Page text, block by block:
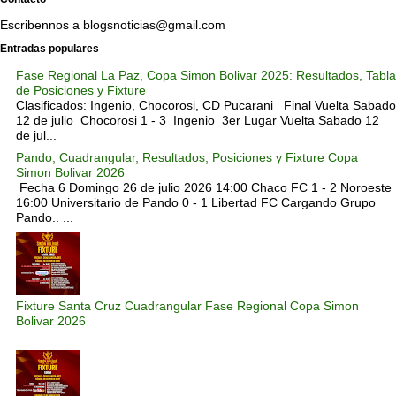
Escribennos a blogsnoticias@gmail.com
Entradas populares
Fase Regional La Paz, Copa Simon Bolivar 2025: Resultados, Tabla
de Posiciones y Fixture
Clasificados: Ingenio, Chocorosi, CD Pucarani Final Vuelta Sabado
12 de julio Chocorosi 1 - 3 Ingenio 3er Lugar Vuelta Sabado 12
de jul...
Pando, Cuadrangular, Resultados, Posiciones y Fixture Copa
Simon Bolivar 2026
Fecha 6 Domingo 26 de julio 2026 14:00 Chaco FC 1 - 2 Noroeste
16:00 Universitario de Pando 0 - 1 Libertad FC Cargando Grupo
Pando.. ...
Fixture Santa Cruz Cuadrangular Fase Regional Copa Simon
Bolivar 2026